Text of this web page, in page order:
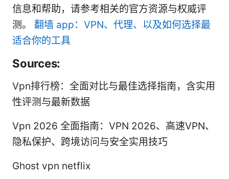
信息和帮助，请参考相关的官方资源与权威评
测。 翻墙 app：VPN、代理、以及如何选择最
适合你的工具
Sources:
Vpn排行榜：全面对比与最佳选择指南，含实用
性评测与最新数据
Vpn 2026 全面指南：VPN 2026、高速VPN、
隐私保护、跨境访问与安全实用技巧
Ghost vpn netflix